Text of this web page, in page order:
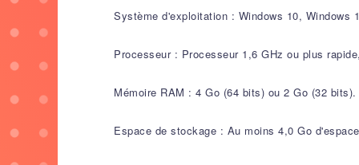
Système d'exploitation : Windows 10, Windows
Processeur : Processeur 1,6 GHz ou plus
Mémoire RAM : 4 Go (64 bits) ou 2 Go (32 bits).
Espace de stockage : Au moins 4,0 Go